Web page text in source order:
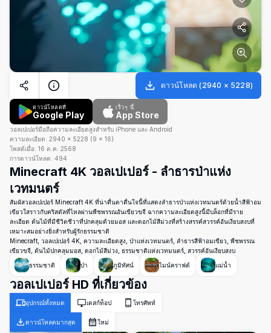
ดาวน์โหลด (2940 × 5228)
ดาวน์โหลดที่
Google Play
เร็วๆ นี้
App Store
วอลเปเปอร์มือถือความละเอียดสูงสำหรับ iPhone และ Android
ความละเอียด: 2940 × 5228 (9 × 16)
โพสต์เมื่อ: 16 ต.ค. 2568
การดาวน์โหลด: 494
Minecraft 4K วอลเปเปอร์ - ลำธารป่าแห่ง
เวทมนตร์
สัมผัสวอลเปเปอร์ Minecraft 4K ที่น่าตื่นตาตื่นใจนี้ที่แสดงลำธารป่าแห่งเวทมนตร์ด้วยน้ำสีฟ้าอม
เขียวใสราวกับคริสตัลที่ไหลผ่านพืชพรรณอันเขียวขจี ฉากความละเอียดสูงนี้มีบล็อกที่มีราย
ละเอียด ต้นไม้ที่มีชีวิตชีวาที่ปกคลุมด้วยมอส และดอกไม้สีม่วงที่สร้างสรรค์สวรรค์อันเงียบสงบที่
เหมาะสมอย่างยิ่งสำหรับผู้รักธรรมชาติ
Minecraft, วอลเปเปอร์ 4K, ความละเอียดสูง, ป่าแห่งเวทมนตร์, ลำธารสีฟ้าอมเขียว, พืชพรรณ
เขียวขจี, ต้นไม้ปกคลุมมอส, ดอกไม้สีม่วง, ธรรมชาติแห่งเวทมนตร์, สวรรค์อันเงียบสงบ
ธรรมชาติ
ป่า ภูมิทัศน์ ไมน์คราฟต์ แม่น้ำ
วอลเปเปอร์ HD ที่เกี่ยวข้อง
อุปกรณ์ทั้งหมด เดสก์ท็อป โทรศัพท์
ดาวน์โหลดมากสุด ใหม่